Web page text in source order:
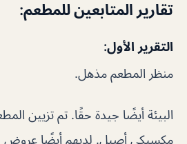
تقارير المتابعين للمطعم:
التقرير الأول:
منظر المطعم مذهل.
البيئة أيضًا جيدة حقًا. تم تزيين
مكسيكي أصيل. لديهم أيضًا عروض